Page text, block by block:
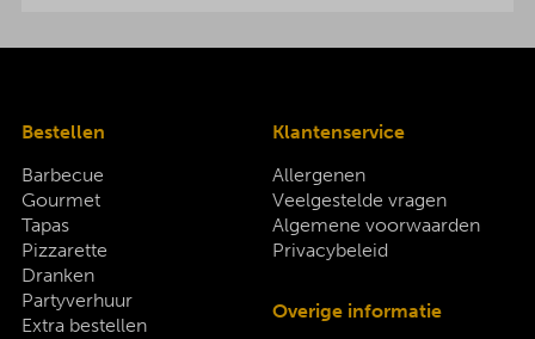
Bestellen
Barbecue
Gourmet
Tapas
Pizzarette
Dranken
Partyverhuur
Extra bestellen
Klantenservice
Allergenen
Veelgestelde vragen
Algemene voorwaarden
Privacybeleid
Overige informatie